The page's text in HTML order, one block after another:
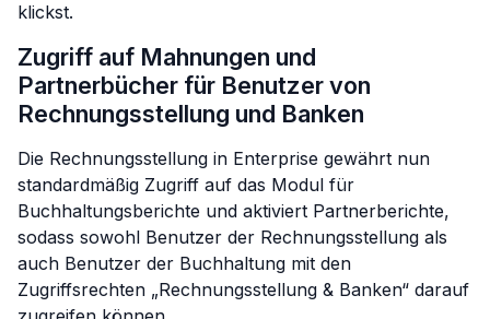
klickst.
Zugriff auf Mahnungen und
Partnerbücher für Benutzer von
Rechnungsstellung und Banken
Die Rechnungsstellung in Enterprise gewährt nun
standardmäßig Zugriff auf das Modul für
Buchhaltungsberichte und aktiviert Partnerberichte,
sodass sowohl Benutzer der Rechnungsstellung als
auch Benutzer der Buchhaltung mit den
Zugriffsrechten „Rechnungsstellung & Banken“ darauf